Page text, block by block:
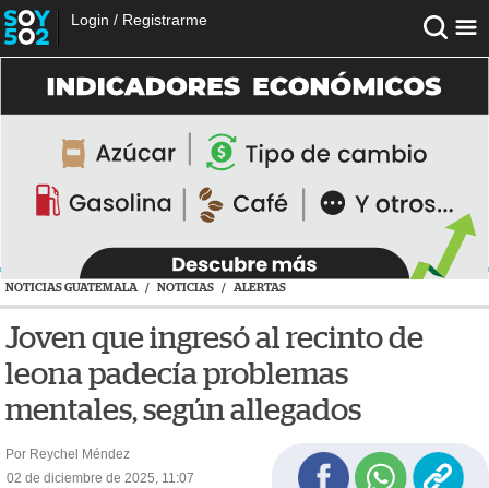
Login / Registrarme
NOTICIAS GUATEMALA / NOTICIAS / ALERTAS
Joven que ingresó al recinto de
leona padecía problemas
mentales, según allegados
Por Reychel Méndez
02 de diciembre de 2025, 11:07